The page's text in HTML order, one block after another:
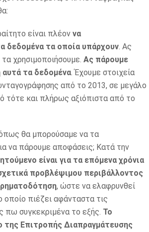
είναι πλέον να
δεδομένα τα οποία υπάρχουν. Ας
χρησιμοποιήσουμε. Ας πάρουμε
τα δεδομένα. Έχουμε στοιχεία
από το 2013, σε μεγάλο
τότε και πλήρως αξιόπιστα από το
θα μπορούσαμε να τα
να πάρουμε αποφάσεις; Κατά την
είναι για τα επόμενα χρόνια
προβλέψιμου περιβάλλοντος
, ώστε να ελαφρυνθεί
πιέζει αφάνταστα τις
πω συγκεκριμένα το εξής. Το
της Επιτροπής Διαπραγμάτευσης